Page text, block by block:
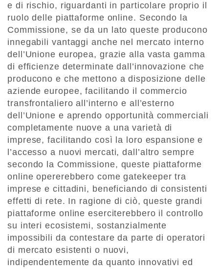
e di rischio, riguardanti in particolare proprio il
ruolo delle piattaforme online. Secondo la
Commissione, se da un lato queste producono
innegabili vantaggi anche nel mercato interno
dell’Unione europea, grazie alla vasta gamma
di efficienze determinate dall’innovazione che
producono e che mettono a disposizione delle
aziende europee, facilitando il commercio
transfrontaliero all’interno e all’esterno
dell’Unione e aprendo opportunità commerciali
completamente nuove a una varietà di
imprese, facilitando così la loro espansione e
l’accesso a nuovi mercati, dall’altro sempre
secondo la Commissione, queste piattaforme
online opererebbero come gatekeeper tra
imprese e cittadini, beneficiando di consistenti
effetti di rete. In ragione di ciò, queste grandi
piattaforme online eserciterebbero il controllo
su interi ecosistemi, sostanzialmente
impossibili da contestare da parte di operatori
di mercato esistenti o nuovi,
indipendentemente da quanto innovativi ed